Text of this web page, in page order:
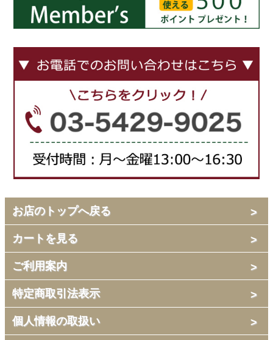
お店のトップへ戻る
カートを見る
ご利用案内
特定商取引法表示
個人情報の取扱い